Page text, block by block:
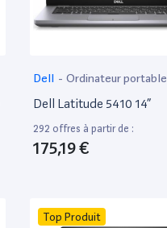
Dell - Ordinateur portable
Dell Latitude 5410 14”
292 offres à partir de :
175,19 €
Top Produit